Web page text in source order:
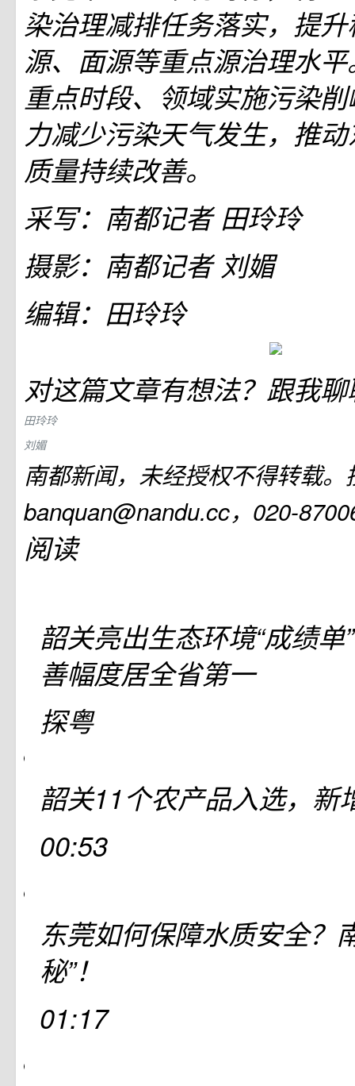
染治理减排任务落实，提
源、面源等重点源治理水
重点时段、领域实施污染
力减少污染天气发生，推
质量持续改善。
采写：南都记者 田玲玲
摄影：南都记者 刘媚
编辑：田玲玲
对这篇文章有想法？跟我
田玲玲
刘媚
南都新闻，未经授权不得转载
banquan@nandu.cc，020-
阅读
韶关亮出生态环境“成绩单
善幅度居全省第一
探粤
韶关11个农产品入选，新
00:53
东莞如何保障水质安全？
秘”！
01:17